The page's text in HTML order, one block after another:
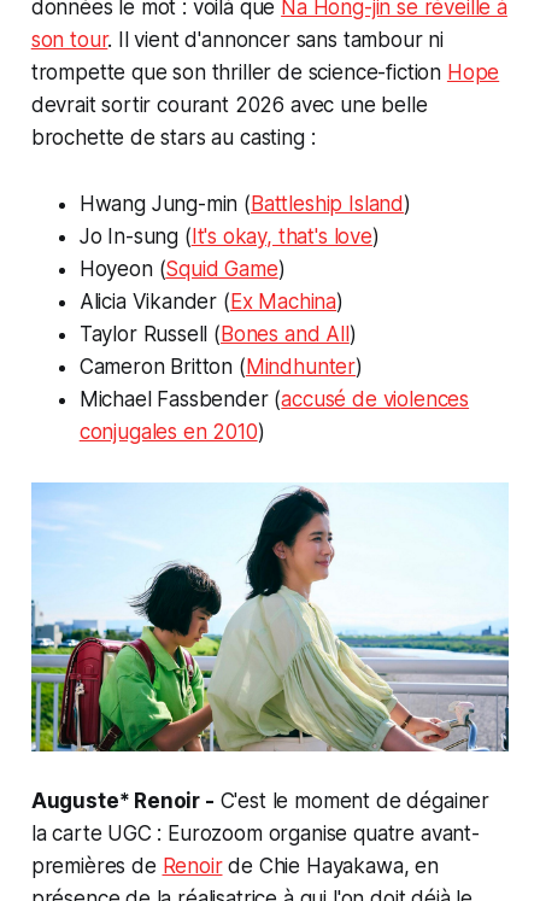
données le mot : voilà que Na Hong-jin se réveille à
son tour. Il vient d'annoncer sans tambour ni
trompette que son thriller de science-fiction Hope
devrait sortir courant 2026 avec une belle
brochette de stars au casting :
Hwang Jung-min (Battleship Island)
Jo In-sung (It's okay, that's love)
Hoyeon (Squid Game)
Alicia Vikander (Ex Machina)
Taylor Russell (Bones and All)
Cameron Britton (Mindhunter)
Michael Fassbender (accusé de violences
conjugales en 2010)
Auguste* Renoir - C'est le moment de dégainer
la carte UGC : Eurozoom organise quatre avant-
premières de Renoirde Chie Hayakawa, en